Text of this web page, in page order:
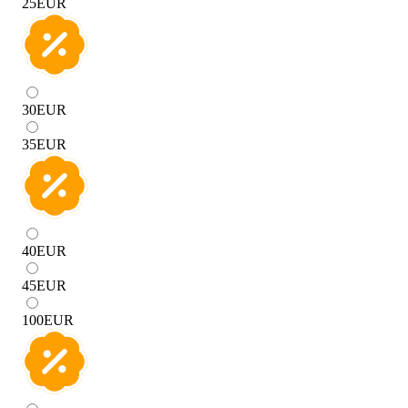
30EUR
35EUR
40EUR
45EUR
100EUR